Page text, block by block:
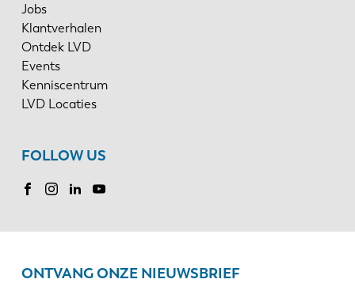
Jobs
Klantverhalen
Ontdek LVD
Events
Kenniscentrum
LVD Locaties
FOLLOW US
ONTVANG ONZE NIEUWSBRIEF